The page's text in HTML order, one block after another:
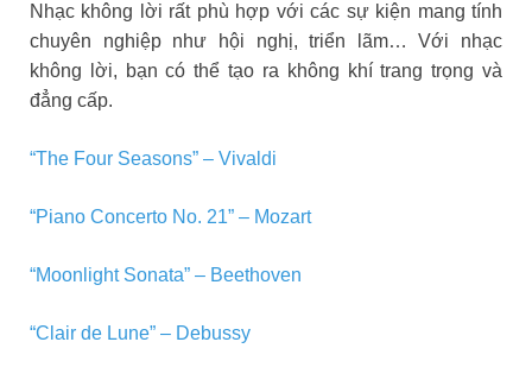
Nhạc không lời rất phù hợp với các sự kiện mang tính
chuyên nghiệp như hội nghị, triển lãm… Với nhạc
không lời, bạn có thể tạo ra không khí trang trọng và
đẳng cấp.
“The Four Seasons” – Vivaldi
“Piano Concerto No. 21” – Mozart
“Moonlight Sonata” – Beethoven
“Clair de Lune” – Debussy